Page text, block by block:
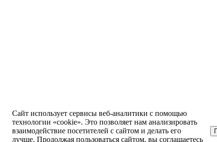
Сайт использует сервисы веб-аналитики с помощью
технологии «cookie». Это позволяет нам анализировать
взаимодействие посетителей с сайтом и делать его
лучше. Продолжая пользоваться сайтом, вы соглашаетесь